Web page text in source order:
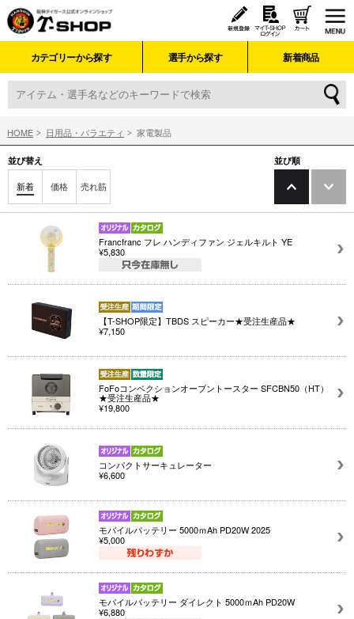
カテゴリーから探す 選手から探す 新着商品
HOME 日用品・バラエティ 家電製品
並び替え
新着 価格 売れ筋
並び順
Francfranc フレ ハンディファン ジェルキルト YE
¥5,830
【T-SHOP限定】TBDS スピーカー★受注生産品★
¥7,150
FoFoコンベクションオーブントースター SFCBN50（HT）
★受注生産品★
¥19,800
コンパクトサーキュレーター
¥6,600
モバイルバッテリー 5000ｍAh PD20W 2025
¥5,000
モバイルバッテリー ダイレクト 5000ｍAh PD20W
¥6,880